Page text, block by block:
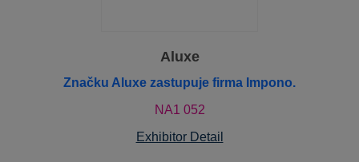
Aluxe
Značku Aluxe zastupuje firma Impono.
NA1 052
Exhibitor Detail